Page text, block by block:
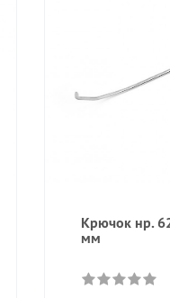
Крючок нр.
мм